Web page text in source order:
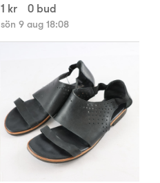
1 kr
0 bud
sön 9 aug 18:08